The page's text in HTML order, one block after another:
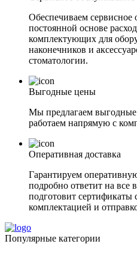
Обеспечиваем сервисное
постоянной основе
комплектующих для
наконечников и
стоматологии.
Выгодные цены
Мы предлагаем
работаем напрямую с
Оперативная доставка
Гарантируем
подробно ответит на все
подготовит сертификаты
комплектацией и
Популярные категории